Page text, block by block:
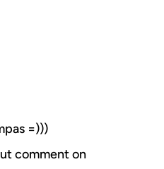
=)))
comment on